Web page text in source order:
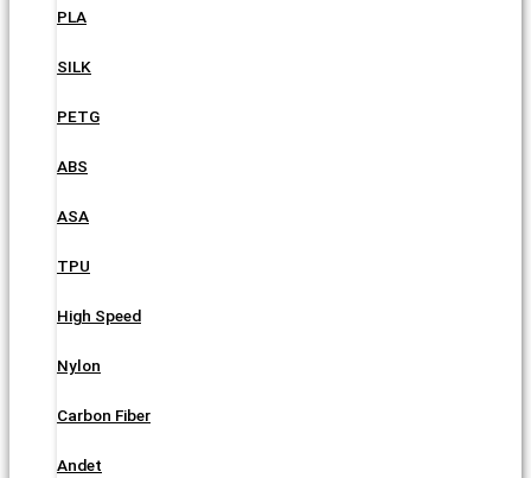
PLA
SILK
PETG
ABS
ASA
TPU
High Speed
Nylon
Carbon Fiber
Andet